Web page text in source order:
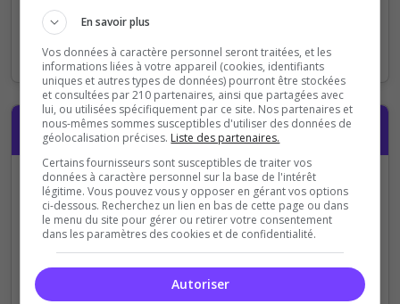
https://www.twitch.tv/
Optionnel : ajoutez votre chaîne Twitch pour promouvoir
vos streams
Compte
Avez-vous déjà un compte ?
Je me connecte avec
mon compteTop-
Serveurs
Je crée mon
compte (en 10
secondes)
En savoir plus
Vos données à caractère personnel seront traitées, et les
informations liées à votre appareil (cookies, identifiants
uniques et autres types de données) pourront être stockées
et consultées par 210 partenaires, ainsi que partagées avec
lui, ou utilisées spécifiquement par ce site. Nos partenaires et
nous-mêmes sommes susceptibles d'utiliser des données de
géolocalisation précises. Liste des partenaires.
Certains fournisseurs sont susceptibles de traiter vos
données à caractère personnel sur la base de l'intérêt
légitime. Vous pouvez vous y opposer en gérant vos options
ci-dessous. Recherchez un lien en bas de cette page ou dans
le menu du site pour gérer ou retirer votre consentement
dans les paramètres des cookies et de confidentialité.
Autoriser